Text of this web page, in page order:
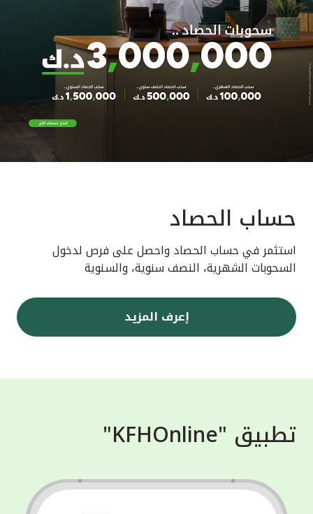
حساب الحصاد
استثمر في حساب الحصاد واحصل على فرص لدخول
السحوبات الشهرية، النصف سنوية، والسنوية
إعرف المزيد
تطبيق "KFHOnline"